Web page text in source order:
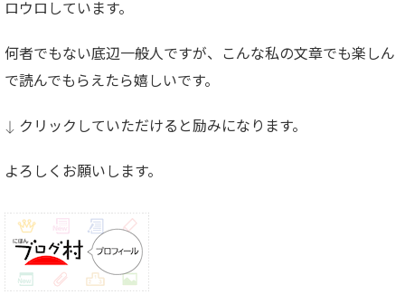
ロウロしています。
何者でもない底辺一般人ですが、こんな私の文章でも楽しん
で読んでもらえたら嬉しいです。
↓ クリックしていただけると励みになります。
よろしくお願いします。